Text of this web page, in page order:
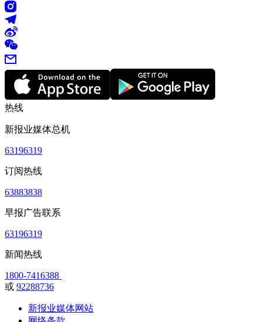
热线
新报业媒体总机
63196319
订阅热线
63883838
早报广告联系
63196319
新闻热线
1800-7416388
或 92288736
新报业媒体网站